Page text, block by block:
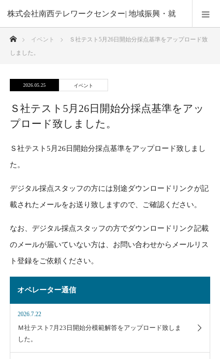
株式会社南西テレワークセンター| 地域振興・就
業機会の創出・在宅勤務による子育て支援
イベント
Ｓ社テスト5月26日開始分採点基準をアップロード致
しました。
2026.05.25 イベント
Ｓ社テスト5月26日開始分採点基準をアッ
プロード致しました。
Ｓ社テスト5月26日開始分採点基準をアップロード致しまし
た。
デジタル採点スタッフの方には別途ダウンロードリンクが記
載されたメールをお送り致しますので、ご確認ください。
なお、デジタル採点スタッフの方でダウンロードリンク記載
のメールが届いていない方は、お問い合わせからメールリス
ト登録をご依頼ください。
オペレーター通信
2026.7.22
Ｍ社テスト7月23日開始分模範解答をアップロード致しま
した。